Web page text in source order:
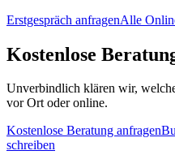
Erstgespräch anfragenAlle
Kostenlose
Unverbindlich klären wir,
vor Ort oder online.
Kostenlose Beratung anfragen
schreiben